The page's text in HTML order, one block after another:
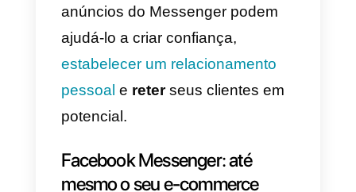
maneiras diferentes.A primeira
o objetivo da
campanhacomo Tráfego e
Conversão e selecionar o
Messenger como o destino do
conjunto de anúncios.